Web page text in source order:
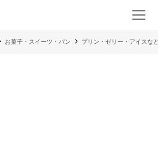
お菓子・スイーツ・パン プリン・ゼリー・アイスな